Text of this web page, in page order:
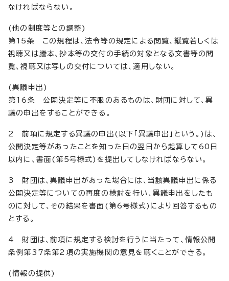
なければならない。
(他の制度等との調整)
第15条 この規程は、法令等の規定による閲覧、縦覧若しくは
視聴又は謄本、抄本等の交付の手続の対象となる文書等の閲
覧、視聴又は写しの交付については、適用しない。
(異議申出)
第16条 公開決定等に不服のあるものは、財団に対して、異
議の申出をすることができる。
2 前項に規定する異議の申出(以下「異議申出」という。)は、
公開決定等があったことを知った日の翌日から起算して60日
以内に、書面(第5号様式)を提出してしなければならない。
3 財団は、異議申出があった場合には、当該異議申出に係る
公開決定等についての再度の検討を行い、異議申出をしたも
のに対して、その結果を書面(第6号様式)により回答するもの
とする。
4 財団は、前項に規定する検討を行うに当たって、情報公開
条例第37条第2項の実施機関の意見を聴くことができる。
(情報の提供)